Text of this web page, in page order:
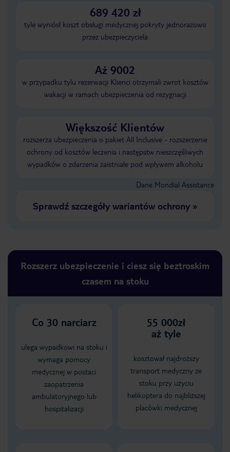
689 420 zł
tyle wyniósł koszt obsługi medycznej pokryty jednorazowo
przez ubezpieczyciela
Aż 9002
w przypadku tylu rezerwacji Klienci otrzymali zwrot kosztów
wakacji w ramach ubezpieczenia od rezygnacji
Większość Klientów
rozszerza ubezpieczenia o pakiet All Inclusive - rozszerzenie
ochrony od kosztów leczenia i następstw nieszczęśliwych
wypadków o zdarzenia zaistniałe pod wpływem alkoholu
Dane Mondial Assistance
Sprawdź szczegóły wariantów ochrony»
Rozszerz ubezpieczenie i ciesz się beztroskim
czasem na stoku
Co 30 narciarz
ulega wypadkowi na stoku i
wymaga pomocy
medycznej w postaci
zaopatrzenia
ambulatoryjnego lub
hospitalizacji
55 000zł
aż tyle
kosztował najdroższy
transport medyczny ze
stoku przy użyciu
helikoptera do najbliższej
placówki medycznej